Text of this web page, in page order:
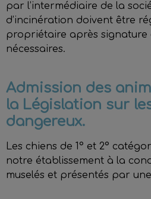
par l’intermédiaire de la
d’incinération doivent être
propriétaire après signature
nécessaires.
Admission des
la Législation sur
dangereux.
Les chiens de 1° et 2°
notre établissement à la
muselés et présentés par